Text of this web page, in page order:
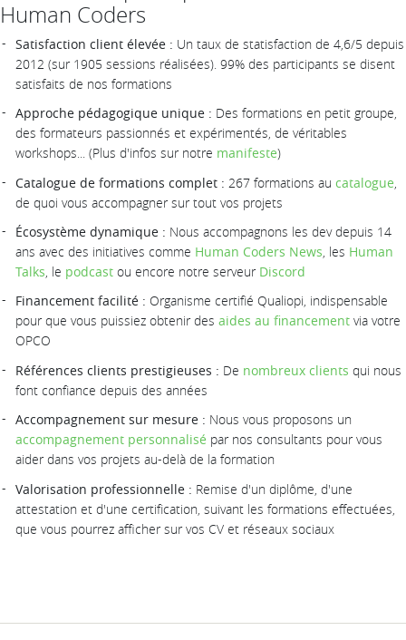
Human Coders
Satisfaction client élevée : Un taux de statisfaction de 4,6/5 depuis
2012 (sur 1905 sessions réalisées). 99% des participants se disent
satisfaits de nos formations
Approche pédagogique unique : Des formations en petit groupe,
des formateurs passionnés et expérimentés, de véritables
workshops... (Plus d'infos sur notre manifeste)
Catalogue de formations complet : 267 formations au catalogue
de quoi vous accompagner sur tout vos projets
Écosystème dynamique : Nous accompagnons les dev depuis 14
ans avec des initiatives comme Human Coders News, les Human
Talks, le podcast ou encore notre serveur Discord
Financement facilité : Organisme certifié Qualiopi, indispensable
pour que vous puissiez obtenir des aides au financement via votre
OPCO
Références clients prestigieuses : De nombreux clients qui nous
font confiance depuis des années
Accompagnement sur mesure : Nous vous proposons un
accompagnement personnalisé par nos consultants pour vous
aider dans vos projets au-delà de la formation
Valorisation professionnelle : Remise d'un diplôme, d'une
attestation et d'une certification, suivant les formations effectuées,
que vous pourrez afficher sur vos CV et réseaux sociaux